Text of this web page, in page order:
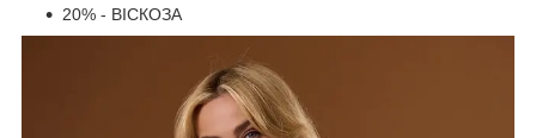
20% - ВІСКОЗА